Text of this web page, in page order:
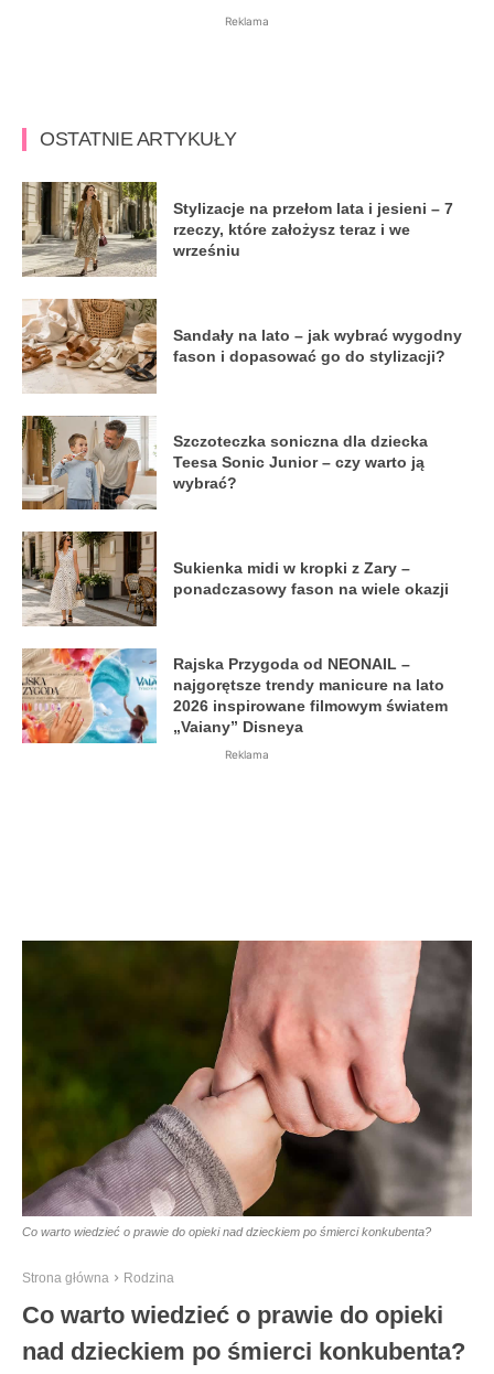
Reklama
OSTATNIE ARTYKUŁY
Stylizacje na przełom lata i jesieni – 7
rzeczy, które założysz teraz i we
wrześniu
Sandały na lato – jak wybrać wygodny
fason i dopasować go do stylizacji?
Szczoteczka soniczna dla dziecka
Teesa Sonic Junior – czy warto ją
wybrać?
Sukienka midi w kropki z Zary –
ponadczasowy fason na wiele okazji
Rajska Przygoda od NEONAIL –
najgorętsze trendy manicure na lato
2026 inspirowane filmowym światem
„Vaiany” Disneya
Reklama